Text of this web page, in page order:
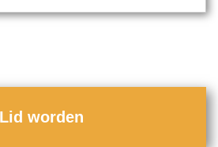
Lid worden